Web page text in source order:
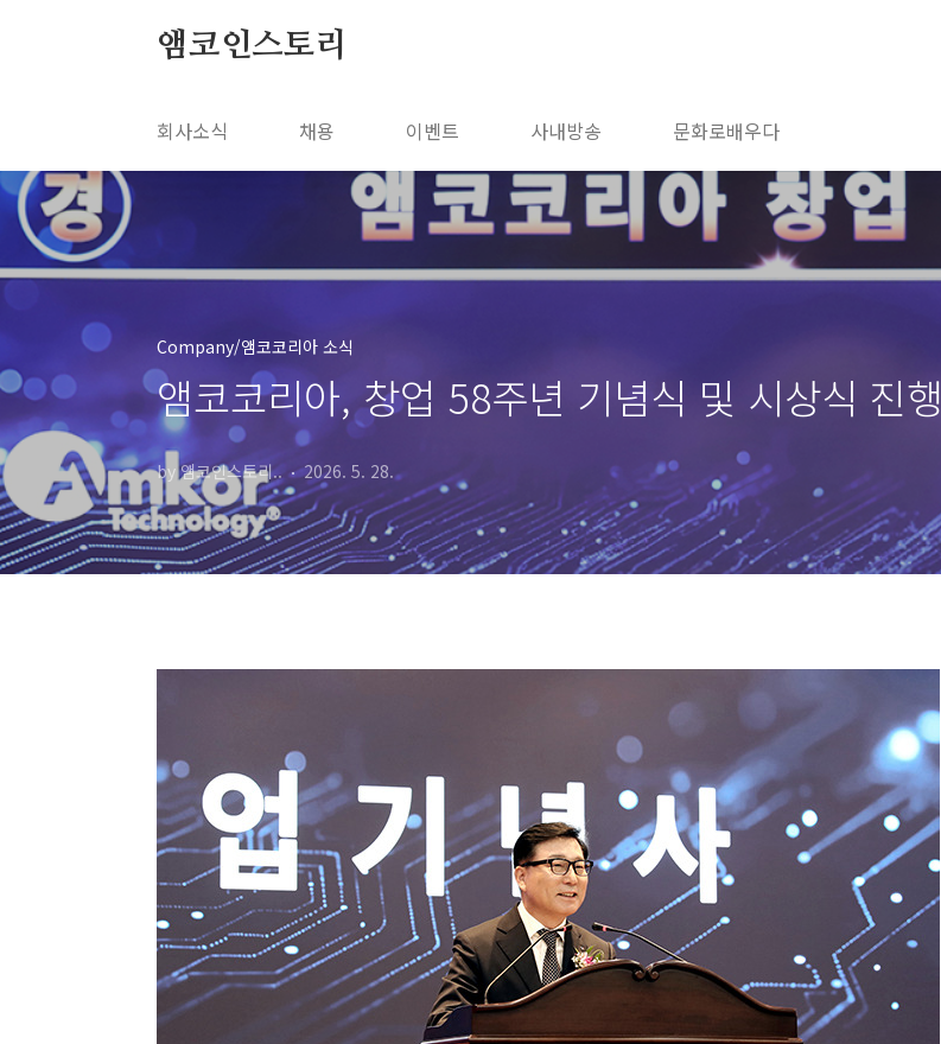
앰코인스토리
회사소식 채용 이벤트 사내방송 문화로배우다
Company/앰코코리아 소식
앰코코리아, 창업 58주년 기념식 및 시상식 진행
by 앰코인스토리.. 2026. 5. 28.